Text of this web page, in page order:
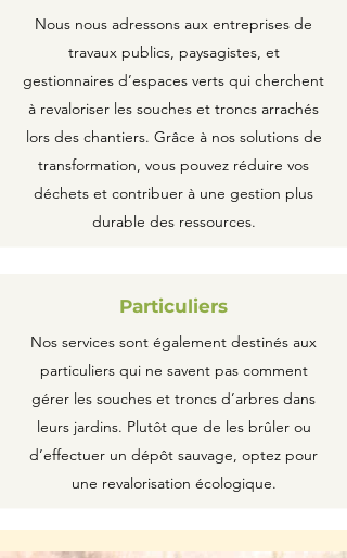
Nous nous adressons aux entreprises de
travaux publics, paysagistes, et
gestionnaires d’espaces verts qui cherchent
à revaloriser les souches et troncs arrachés
lors des chantiers. Grâce à nos solutions de
transformation, vous pouvez réduire vos
déchets et contribuer à une gestion plus
durable des ressources.
Particuliers
Nos services sont également destinés aux
particuliers qui ne savent pas comment
gérer les souches et troncs d’arbres dans
leurs jardins. Plutôt que de les brûler ou
d’effectuer un dépôt sauvage, optez pour
une revalorisation écologique.